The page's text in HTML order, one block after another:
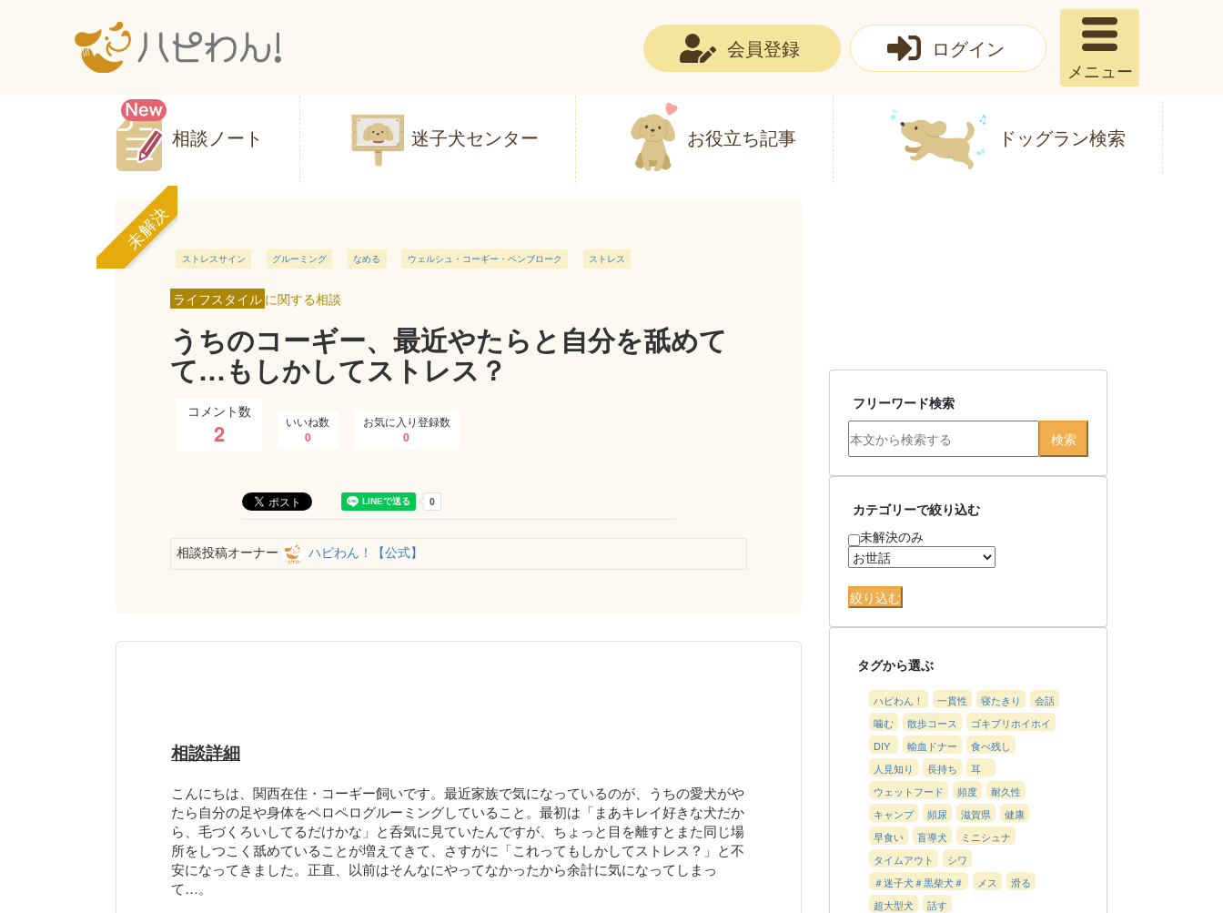
会員登録 ログイン
メニュー
相談ノート 迷子犬センター お役立ち記事 ドッグラン検索
未解決
ストレスサイン グルーミング なめる ウェルシュ・コーギー・ペンブローク ストレス
ライフスタイル に関する相談
うちのコーギー、最近やたらと自分を舐めて
て…もしかしてストレス？
コメント数
2 いいね数
0
お気に入り登録数
0
相談投稿オーナー ハピわん！【公式】
相談詳細
こんにちは、関西在住・コーギー飼いです。最近家族で気になっているのが、うちの愛犬がや
たら自分の足や身体をペロペログルーミングしていること。最初は「まあキレイ好きな犬だか
ら、毛づくろいしてるだけかな」と呑気に見ていたんですが、ちょっと目を離すとまた同じ場
所をしつこく舐めていることが増えてきて、さすがに「これってもしかしてストレス？」と不
安になってきました。正直、以前はそんなにやってなかったから余計に気になってしまっ
て…。
フリーワード検索
カテゴリーで絞り込む
未解決のみ
タグから選ぶ
ハピわん！ 一貫性 寝たきり
会話
噛む
散歩コース
ゴキブリホイホイ
DIY
輸血ドナー
食べ残し
人見知り
長持ち
耳
ウェットフード
頻度
耐久性
キャンプ
頻尿 滋賀県
健康
早食い
盲導犬
ミニシュナ
タイムアウト
シワ
＃迷子犬＃黒柴犬＃
メス
滑る
超大型犬
話す